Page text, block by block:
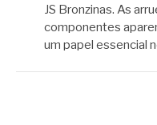
JS Bronzinas. As
componentes
um papel essencial